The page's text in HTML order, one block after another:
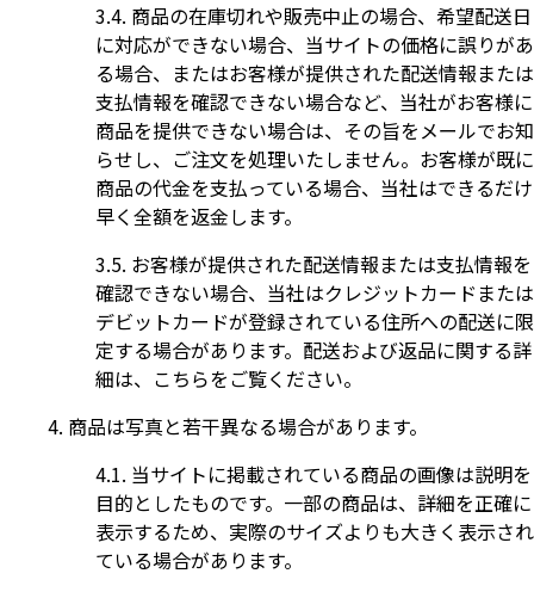
商品の在庫切れや販売中止の場合、希望配送日
に対応ができない場合、当サイトの価格に誤りがあ
る場合、またはお客様が提供された配送情報または
支払情報を確認できない場合など、当社がお客様に
商品を提供できない場合は、その旨をメールでお知
らせし、ご注文を処理いたしません。お客様が既に
商品の代金を支払っている場合、当社はできるだけ
早く全額を返金します。
お客様が提供された配送情報または支払情報を
確認できない場合、当社はクレジットカードまたは
デビットカードが登録されている住所への配送に限
定する場合があります。 配送および返品に関する詳
細は、こちらをご覧ください。
商品は写真と若干異なる場合があります。
当サイトに掲載されている商品の画像は説明を
目的としたものです。一部の商品は、詳細を正確に
表示するため、実際のサイズよりも大きく表示され
ている場合があります。